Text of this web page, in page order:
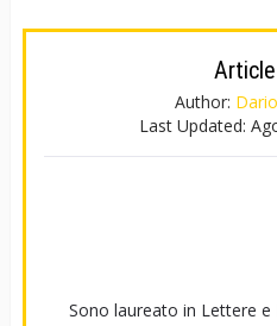
Author:
Last Updated:
Sono laureato in Lettere e